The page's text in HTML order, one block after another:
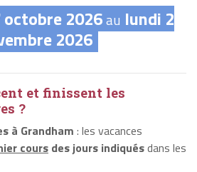
octobre 2026au lundi 2
2026
et finissent les
?
à Grandham : les vacances
cours des jours indiquésdans les